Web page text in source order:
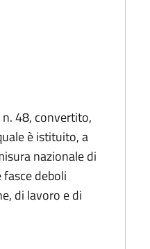
48, convertito,
è istituito, a
nazionale di
deboli
di lavoro e di